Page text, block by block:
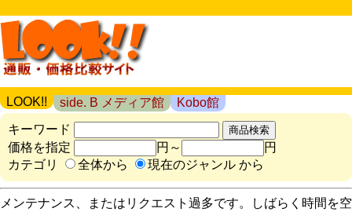
LOOK!! side. B メディア館
Kobo館
キーワード
価格を指定
円～
円
カテゴリ
全体から 現在のジャンル から
メンテナンス、またはリクエスト過多です。しばらく時間を空